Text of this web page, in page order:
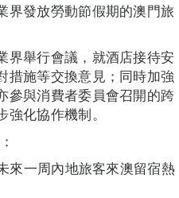
界發放勞動節假期的澳門旅
界舉行會議，就酒店接待安
措施等交換意見；同時加強
參與消費者委員會召開的跨
化協作機制。
一周內地旅客來澳留宿熱